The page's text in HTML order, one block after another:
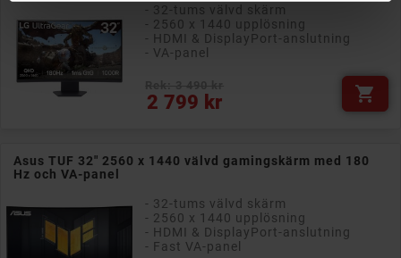
- 32-tums välvd skärm
- 2560 x 1440 upplösning
- HDMI & DisplayPort-anslutning
- VA-panel
2 799 kr
Pris 
Asus TUF 32" 2560 x 1440 välvd gamingskärm med 180
Hz och VA-panel
- 32-tums välvd skärm
- 2560 x 1440 upplösning
- HDMI & DisplayPort-anslutning
- Fast VA-panel